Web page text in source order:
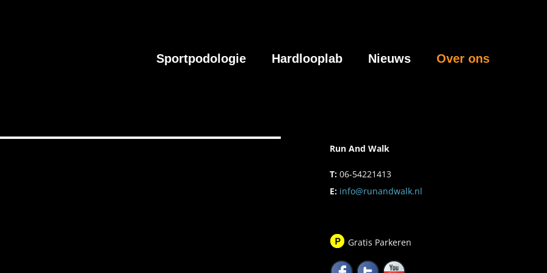
Sportpodologie Hardlooplab Nieuws Over ons
Run And Walk
T:06-54221413
E: info@runandwalk.nl
Gratis Parkeren